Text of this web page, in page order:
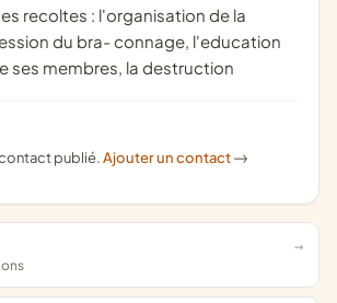
recoltes : l'organisation de la
du bra- connage, l'education
ses membres, la destruction
contact publié.Ajouter un contact ->